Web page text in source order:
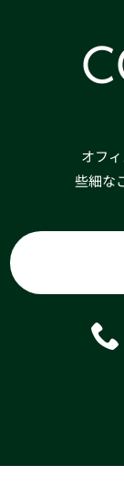
オフ
些細な